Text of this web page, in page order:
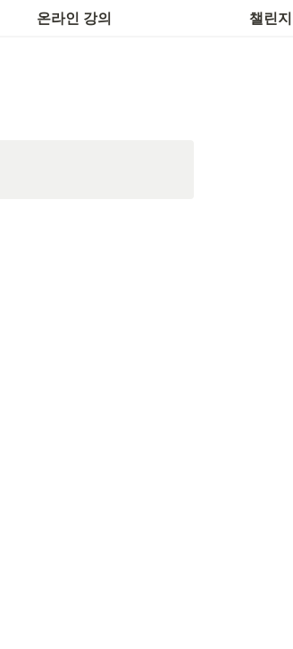
온라인 강의 챌린지